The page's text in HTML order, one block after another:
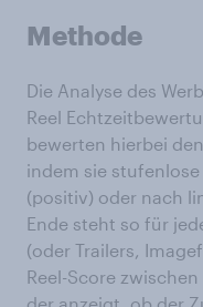
Methode
Die Analyse des
Reel
bewerten hierbei
indem sie
(positiv) oder nach
Ende steht so für
(oder Trailers,
Reel-Score